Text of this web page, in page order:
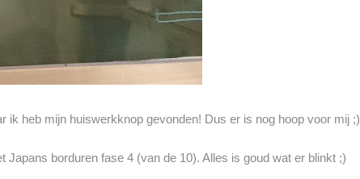
ik heb mijn huiswerkknop gevonden! Dus er is nog hoop voor mij ;)
Japans borduren fase 4 (van de 10). Alles is goud wat er blinkt ;)